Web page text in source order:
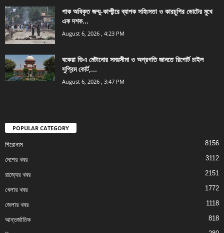
পাক অধিকৃত জম্মু-কাশ্মীরে ব্যাপক সহিংসতা ও কারচুপির ভোটের মুখে
এক দশক...
August 6, 2026 , 4:23 PM
বকেয়া ডিএ মেটানোর সময়সীমা ও অগ্রগতি জানতে রিপোর্ট চাইল
সুপ্রিম কোর্ট,...
August 6, 2026 , 3:47 PM
POPULAR CATEGORY
শিরোনাম 8156
দেশের খবর 3112
রাজ্যের খবর 2151
খেলার খবর 1772
জেলার খবর 1118
আন্তর্জাতিক 818